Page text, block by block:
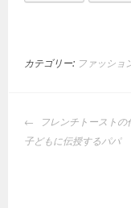
カテゴリー: ファッショ
投
稿
フレンチトーストの
子どもに伝授するパパ